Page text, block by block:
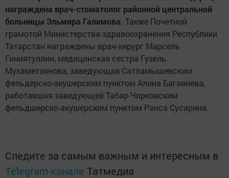
награждена врач-стоматолог районной центральной
больницы Эльмира Галимова. Также Почетной
грамотой Министерства здравоохранения Республики
Татарстан награждены врач-хирург Марсель
Гиниятуллин, медицинская сестра Гузель
Мухаметзянова, заведующая Сатламышевским
фельдерско-акушерским пунктом Алина Багавиева,
работавшая заведующей Табар-Чирковским
фельдшерско-акушерским пунктом Раиса Сусарина.
Следите за самым важным и интересным в
Telegram-канале Татмедиа